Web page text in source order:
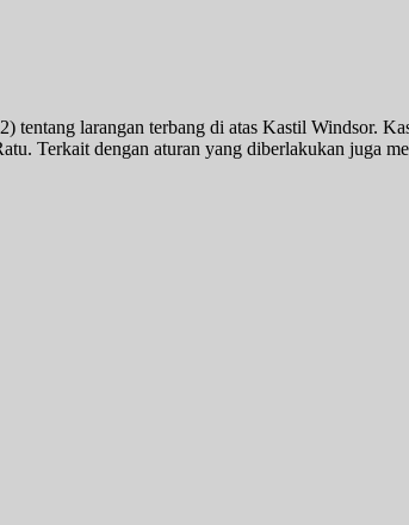
tentang larangan terbang di atas Kastil Windsor.
Terkait dengan aturan yang diberlakukan juga